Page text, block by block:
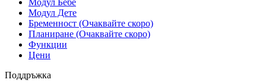
Модул Дете
Бременност (Очаквайте скоро)
Планиране (Очаквайте скоро)
Функции
Цени
Поддръжка